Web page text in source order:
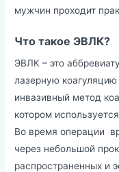
мужчин проходит
Что такое ЭВЛК?
ЭВЛК – это
лазерную
инвазивный метод
котором
Во время операции
через небольшой
распространенных и